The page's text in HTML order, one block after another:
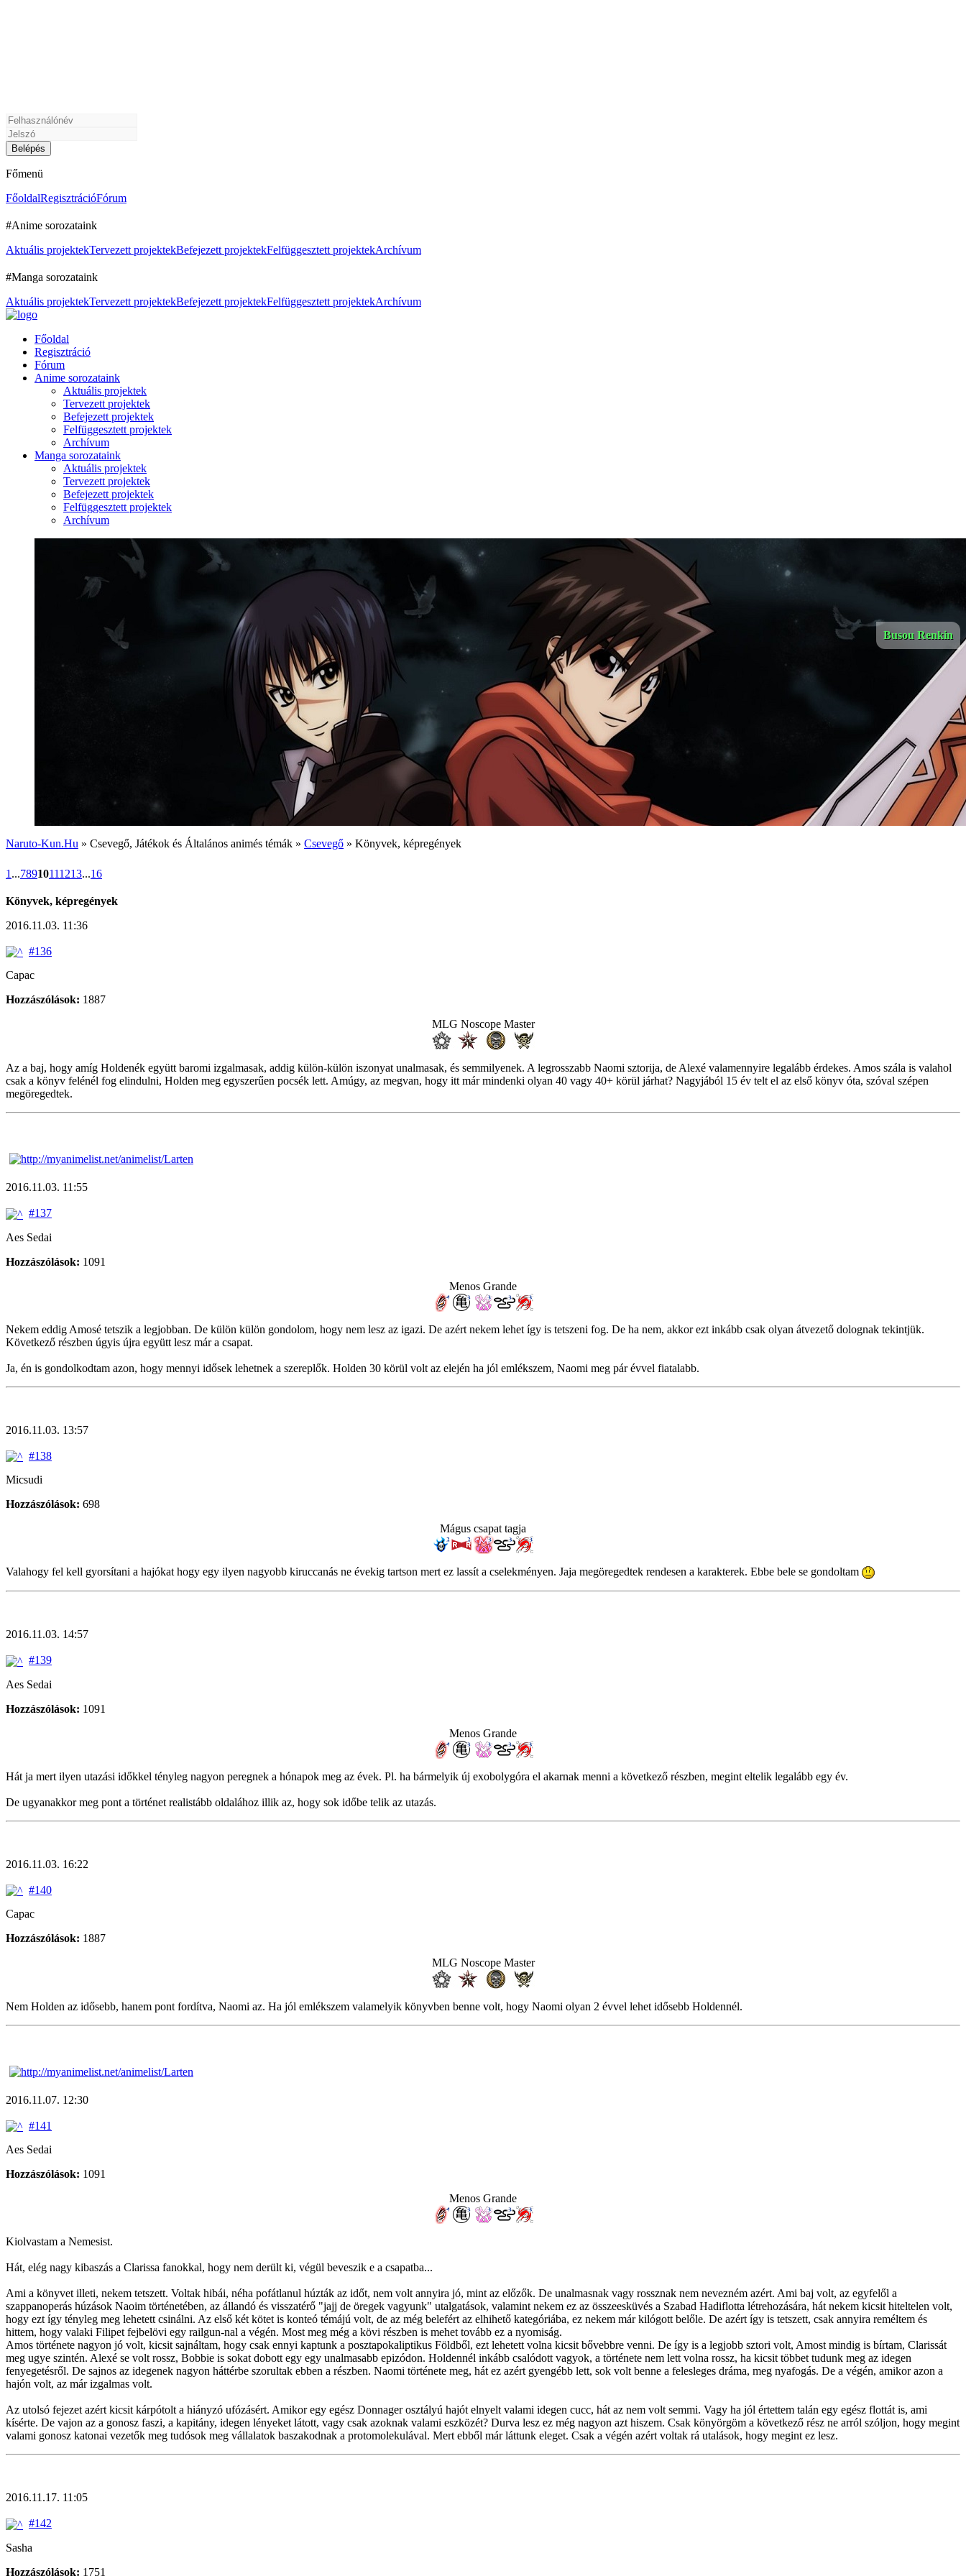
Főmenü
FőoldalRegisztrációFórum
#Anime sorozataink
Aktuális projektekTervezett projektekBefejezett projektekFelfüggesztett projektekArchívum
#Manga sorozataink
Aktuális projektekTervezett projektekBefejezett projektekFelfüggesztett projektekArchívum
Főoldal
Regisztráció
Fórum
Anime sorozataink
Aktuális projektek
Tervezett projektek
Befejezett projektek
Felfüggesztett projektek
Archívum
Manga sorozataink
Aktuális projektek
Tervezett projektek
Befejezett projektek
Felfüggesztett projektek
Archívum
Busou Renkin
Naruto-Kun.Hu » Csevegő, Játékok és Általános animés témák » Csevegő » Könyvek, képregények
1 ...78910111213...16
Könyvek, képregények
2016.11.03. 11:36
#136
Capac
Hozzászólások: 1887
MLG Noscope Master
Az a baj, hogy amíg Holdenék együtt baromi izgalmasak, addig külön-külön iszonyat unalmasak, és semmilyenek. A legrosszabb Naomi sztorija, de Alexé valamennyire legalább érdekes. Amos szála is valahol
csak a könyv felénél fog elindulni, Holden meg egyszerűen pocsék lett. Amúgy, az megvan, hogy itt már mindenki olyan 40 vagy 40+ körül járhat? Nagyjából 15 év telt el az első könyv óta, szóval szépen
megöregedtek.
2016.11.03. 11:55
#137
Aes Sedai
Hozzászólások: 1091
Menos Grande
Nekem eddig Amosé tetszik a legjobban. De külön külön gondolom, hogy nem lesz az igazi. De azért nekem lehet így is tetszeni fog. De ha nem, akkor ezt inkább csak olyan átvezető dolognak tekintjük.
Következő részben úgyis újra együtt lesz már a csapat.
Ja, én is gondolkodtam azon, hogy mennyi idősek lehetnek a szereplők. Holden 30 körül volt az elején ha jól emlékszem, Naomi meg pár évvel fiatalabb.
2016.11.03. 13:57
#138
Micsudi
Hozzászólások: 698
Mágus csapat tagja
Valahogy fel kell gyorsítani a hajókat hogy egy ilyen nagyobb kiruccanás ne évekig tartson mert ez lassít a cselekményen. Jaja megöregedtek rendesen a karakterek. Ebbe bele se gondoltam
2016.11.03. 14:57
#139
Aes Sedai
Hozzászólások: 1091
Menos Grande
Hát ja mert ilyen utazási időkkel tényleg nagyon peregnek a hónapok meg az évek. Pl. ha bármelyik új exobolygóra el akarnak menni a következő részben, megint eltelik legalább egy év.
De ugyanakkor meg pont a történet realistább oldalához illik az, hogy sok időbe telik az utazás.
2016.11.03. 16:22
#140
Capac
Hozzászólások: 1887
MLG Noscope Master
Nem Holden az idősebb, hanem pont fordítva, Naomi az. Ha jól emlékszem valamelyik könyvben benne volt, hogy Naomi olyan 2 évvel lehet idősebb Holdennél.
2016.11.07. 12:30
#141
Aes Sedai
Hozzászólások: 1091
Menos Grande
Kiolvastam a Nemesist.
Hát, elég nagy kibaszás a Clarissa fanokkal, hogy nem derült ki, végül beveszik e a csapatba...
Ami a könyvet illeti, nekem tetszett. Voltak hibái, néha pofátlanul húzták az időt, nem volt annyira jó, mint az előzők. De unalmasnak vagy rossznak nem nevezném azért. Ami baj volt, az egyfelől a
szappanoperás húzások Naoim történetében, az állandó és visszatérő "jajj de öregek vagyunk" utalgatások, valamint nekem ez az összeesküvés a Szabad Hadiflotta létrehozására, hát nekem kicsit hiteltelen volt,
hogy ezt így tényleg meg lehetett csinálni. Az első két kötet is konteó témájú volt, de az még belefért az elhihető kategóriába, ez nekem már kilógott belőle. De azért így is tetszett, csak annyira reméltem és
hittem, hogy valaki Filipet fejbelövi egy railgun-nal a végén. Most meg még a kövi részben is mehet tovább ez a nyomiság.
Amos története nagyon jó volt, kicsit sajnáltam, hogy csak ennyi kaptunk a posztapokaliptikus Földből, ezt lehetett volna kicsit bővebbre venni. De így is a legjobb sztori volt, Amost mindig is bírtam, Clarissát
meg ugye szintén. Alexé se volt rossz, Bobbie is sokat dobott egy egy unalmasabb epizódon. Holdennél inkább csalódott vagyok, a története nem lett volna rossz, ha kicsit többet tudunk meg az idegen
fenyegetésről. De sajnos az idegenek nagyon háttérbe szorultak ebben a részben. Naomi története meg, hát ez azért gyengébb lett, sok volt benne a felesleges dráma, meg nyafogás. De a végén, amikor azon a
hajón volt, az már izgalmas volt.
Az utolsó fejezet azért kicsit kárpótolt a hiányzó ufózásért. Amikor egy egész Donnager osztályú hajót elnyelt valami idegen cucc, hát az nem volt semmi. Vagy ha jól értettem talán egy egész flottát is, ami
kísérte. De vajon az a gonosz faszi, a kapitány, idegen lényeket látott, vagy csak azoknak valami eszközét? Durva lesz ez még nagyon azt hiszem. Csak könyörgöm a következő rész ne arról szóljon, hogy megint
valami gonosz katonai vezetők meg tudósok meg vállalatok baszakodnak a protomolekulával. Mert ebből már láttunk eleget. Csak a végén azért voltak rá utalások, hogy megint ez lesz.
2016.11.17. 11:05
#142
Sasha
Hozzászólások: 1751